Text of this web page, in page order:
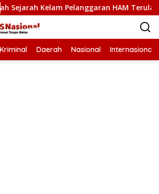
Pelanggaran HAM Terulang di Aceh
Daerah Nasional Internasional